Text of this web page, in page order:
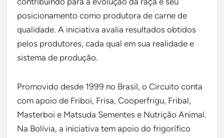
posicionamento como produtora de carne de
qualidade. A iniciativa avalia resultados obtidos
pelos produtores, cada qual em sua realidade e
sistema de produção.
Promovido desde 1999 no Brasil, o Circuito conta
com apoio de Friboi, Frisa, Cooperfrigu, Fribal,
Masterboi e Matsuda Sementes e Nutrição Animal.
Na Bolívia, a iniciativa tem apoio do frigorífico